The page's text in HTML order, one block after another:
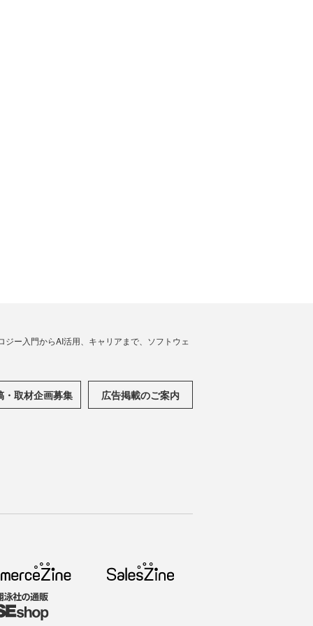
ー入門からAI活用、キャリアまで、ソフトウェ
・取材企画募集 広告掲載のご案内